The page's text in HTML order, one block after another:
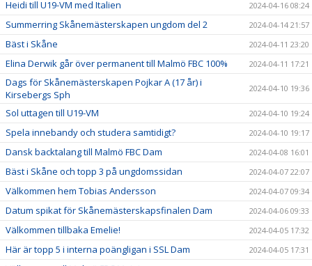
Heidi till U19-VM med Italien 2024-04-16 08:24
Summerring Skånemästerskapen ungdom del 2 2024-04-14 21:57
Bäst i Skåne 2024-04-11 23:20
Elina Derwik går över permanent till Malmö FBC 100% 2024-04-11 17:21
Dags för Skånemästerskapen Pojkar A (17 år) i
Kirsebergs Sph
2024-04-10 19:36
Sol uttagen till U19-VM 2024-04-10 19:24
Spela innebandy och studera samtidigt? 2024-04-10 19:17
Dansk backtalang till Malmö FBC Dam 2024-04-08 16:01
Bäst i Skåne och topp 3 på ungdomssidan 2024-04-07 22:07
Välkommen hem Tobias Andersson 2024-04-07 09:34
Datum spikat för Skånemästerskapsfinalen Dam 2024-04-06 09:33
Välkommen tillbaka Emelie! 2024-04-05 17:32
Här är topp 5 i interna poängligan i SSL Dam 2024-04-05 17:31